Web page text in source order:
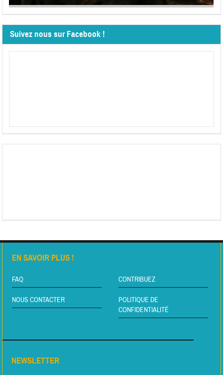
Suivez nous sur Facebook !
EN SAVOIR PLUS !
FAQ CONTRIBUEZ
NOUS CONTACTER
POLITIQUE DE
CONFIDENTIALITÉ
NEWSLETTER